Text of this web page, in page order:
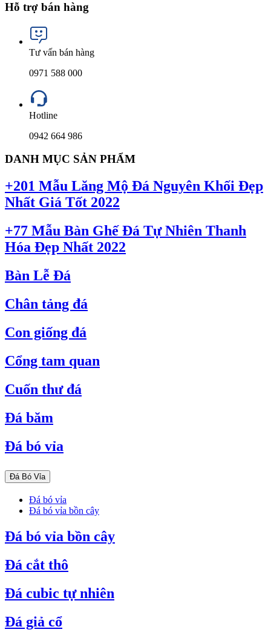
Hỗ trợ bán hàng
Tư vấn bán hàng
0971 588 000
Hotline
0942 664 986
DANH MỤC SẢN PHẨM
+201 Mẫu Lăng Mộ Đá Nguyên Khối Đẹp
Nhất Giá Tốt 2022
+77 Mẫu Bàn Ghế Đá Tự Nhiên Thanh
Hóa Đẹp Nhất 2022
Bàn Lễ Đá
Chân tảng đá
Con giống đá
Cổng tam quan
Cuốn thư đá
Đá băm
Đá bó vỉa
Đá Bó Vỉa
Đá bó vỉa
Đá bó vỉa bồn cây
Đá bó vỉa bồn cây
Đá cắt thô
Đá cubic tự nhiên
Đá giả cổ